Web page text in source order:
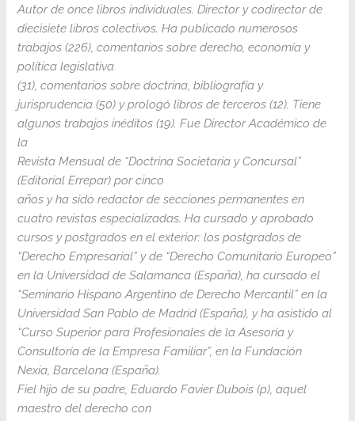
Autor de once libros individuales. Director y codirector de
diecisiete libros colectivos. Ha publicado numerosos
trabajos (226), comentarios sobre derecho, economía y
política legislativa
(31), comentarios sobre doctrina, bibliografía y
jurisprudencia (50) y prologó libros de terceros (12). Tiene
algunos trabajos inéditos (19). Fue Director Académico de
la
Revista Mensual de “Doctrina Societaria y Concursal”
(Editorial Errepar) por cinco
años y ha sido redactor de secciones permanentes en
cuatro revistas especializadas. Ha cursado y aprobado
cursos y postgrados en el exterior: los postgrados de
“Derecho Empresarial” y de “Derecho Comunitario Europeo”
en la Universidad de Salamanca (España), ha cursado el
“Seminario Hispano Argentino de Derecho Mercantil” en la
Universidad San Pablo de Madrid (España), y ha asistido al
“Curso Superior para Profesionales de la Asesoría y
Consultoría de la Empresa Familiar”, en la Fundación
Nexia, Barcelona (España).
Fiel hijo de su padre, Eduardo Favier Dubois (p), aquel
maestro del derecho con